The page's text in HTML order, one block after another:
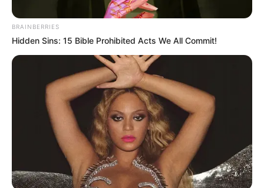
Transito de Bogotá - Cuenta X
Inundaciones por aguaceros en Bogotá
BRAINBERRIES
Hidden Sins: 15 Bible Prohibited Acts We All Commit!